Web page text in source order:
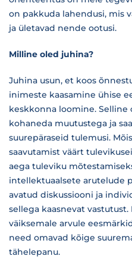
on pakkuda lahendusi, mis
ja ületavad nende ootusi.
Milline oled juhina?
Juhina usun, et koos
inimeste kaasamine ühise
keskkonna loomine. Selline
kohaneda muutustega ja
suurepäraseid tulemusi.
saavutamist väärt
aega tuleviku
intellektuaalsete arutelude
avatud diskussiooni ja
sellega kaasnevat
väiksemale arvule
need omavad kõige
tähelepanu.